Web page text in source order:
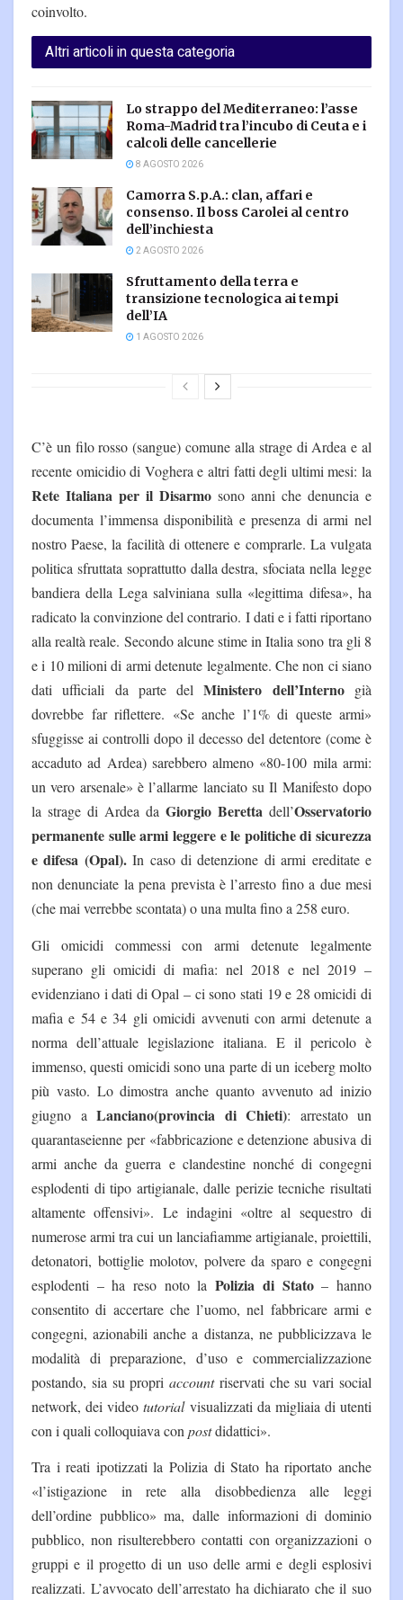
coinvolto.
Altri articoli in questa categoria
Lo strappo del Mediterraneo: l’asse
Roma-Madrid tra l’incubo di Ceuta e i
calcoli delle cancellerie
8 AGOSTO 2026
Camorra S.p.A.: clan, affari e
consenso. Il boss Carolei al centro
dell’inchiesta
2 AGOSTO 2026
Sfruttamento della terra e
transizione tecnologica ai tempi
dell’IA
1 AGOSTO 2026
C’è un filo rosso (sangue) comune alla strage di Ardea e al
recente omicidio di Voghera e altri fatti degli ultimi mesi: la
Rete Italiana per il Disarmo sono anni che denuncia e
documenta l’immensa disponibilità e presenza di armi nel
nostro Paese, la facilità di ottenere e comprarle. La vulgata
politica sfruttata soprattutto dalla destra, sfociata nella legge
bandiera della Lega salviniana sulla «legittima difesa», ha
radicato la convinzione del contrario. I dati e i fatti riportano
alla realtà reale. Secondo alcune stime in Italia sono tra gli 8
e i 10 milioni di armi detenute legalmente. Che non ci siano
dati ufficiali da parte delMinistero dell’Internogià
dovrebbe far riflettere. «Se anche l’1% di queste armi»
sfuggisse ai controlli dopo il decesso del detentore (come è
accaduto ad Ardea) sarebbero almeno «80-100 mila armi:
un vero arsenale» è l’allarme lanciato su Il Manifesto dopo
la strage di Ardea da Giorgio Beretta dell’Osservatorio
permanente sulle armi leggere e le politiche di sicurezza
e difesa (Opal).In caso di detenzione di armi ereditate e
non denunciate la pena prevista è l’arresto fino a due mesi
(che mai verrebbe scontata) o una multa fino a 258 euro.
Gli omicidi commessi con armi detenute legalmente
superano gli omicidi di mafia: nel 2018 e nel 2019 –
evidenziano i dati di Opal – ci sono stati 19 e 28 omicidi di
mafia e 54 e 34 gli omicidi avvenuti con armi detenute a
norma dell’attuale legislazione italiana. E il pericolo è
immenso, questi omicidi sono una parte di un iceberg molto
più vasto. Lo dimostra anche quanto avvenuto ad inizio
giugno a Lanciano(provincia di Chieti): arrestato un
quarantaseienne per «fabbricazione e detenzione abusiva di
armi anche da guerra e clandestine nonché di congegni
esplodenti di tipo artigianale, dalle perizie tecniche risultati
altamente offensivi». Le indagini «oltre al sequestro di
numerose armi tra cui un lanciafiamme artigianale, proiettili,
detonatori, bottiglie molotov, polvere da sparo e congegni
esplodenti – ha reso noto laPolizia di Stato– hanno
consentito di accertare che l’uomo, nel fabbricare armi e
congegni, azionabili anche a distanza, ne pubblicizzava le
modalità di preparazione, d’uso e commercializzazione
postando, sia su propriaccountriservati che su vari social
network, dei videotutorial visualizzati da migliaia di utenti
con i quali colloquiava con postdidattici».
Tra i reati ipotizzati la Polizia di Stato ha riportato anche
«l’istigazione in rete alla disobbedienza alle leggi
dell’ordine pubblico» ma, dalle informazioni di dominio
pubblico, non risulterebbero contatti con organizzazioni o
gruppi e il progetto di un uso delle armi e degli esplosivi
realizzati. L’avvocato dell’arrestato ha dichiarato che il suo